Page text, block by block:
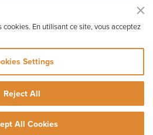
Shen Yun Performing Arts
Performing Arts. Tous droits réservés.
cookies. En utilisant ce site, vous acceptez
Settings
Reject All
All Cookies